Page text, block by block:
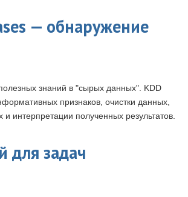
— обнаружение
знаний в "сырых данных". KDD
признаков, очистки данных,
интерпретации полученных результатов.
для задач